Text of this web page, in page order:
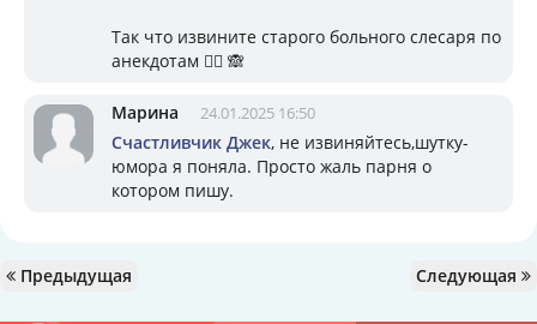
Так что извините старого больного слесаря по
анекдотам 🤷‍♂️ 🙈
Марина 24.01.2025 16:50
Счастливчик Джек, не извиняйтесь,шутку-
юмора я поняла. Просто жаль парня о
котором пишу.
Предыдущая Следующая